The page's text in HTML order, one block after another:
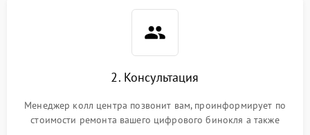
2. Консультация
Менеджер колл центра позвонит вам, проинформирует по
стоимости ремонта вашего цифрового бинокля а также